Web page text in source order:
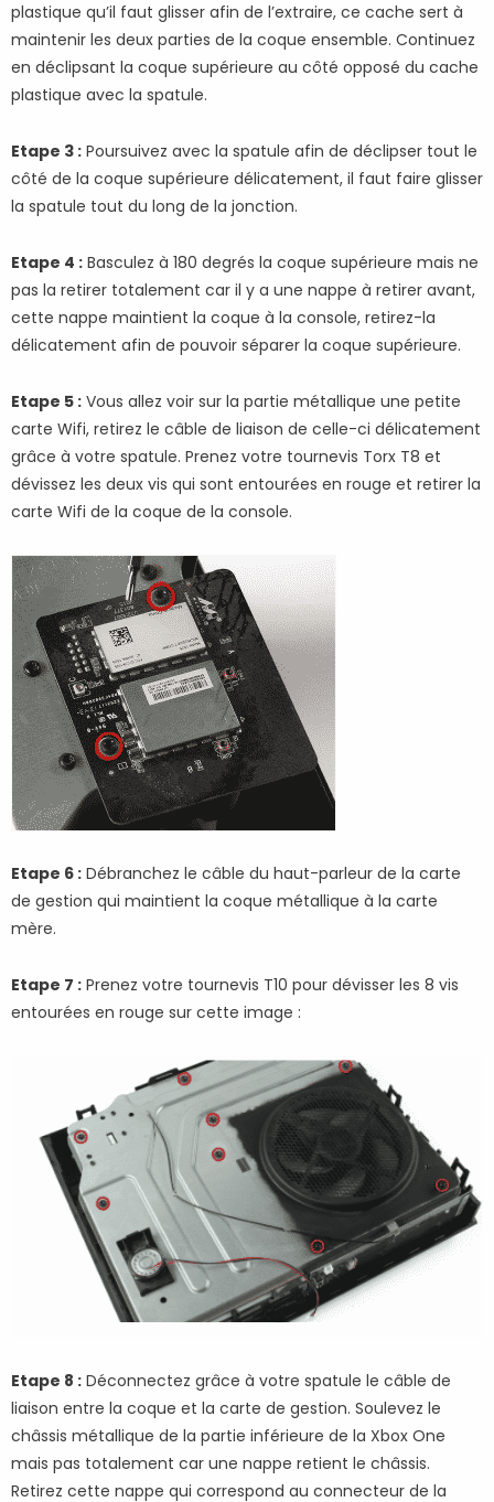
plastique qu’il faut glisser afin de l’extraire, ce cache sert à
maintenir les deux parties de la coque ensemble. Continuez
en déclipsant la coque supérieure au côté opposé du cache
plastique avec la spatule.
Etape 3 : Poursuivez avec la spatule afin de déclipser tout le
côté de la coque supérieure délicatement, il faut faire glisser
la spatule tout du long de la jonction.
Etape 4 : Basculez à 180 degrés la coque supérieure mais ne
pas la retirer totalement car il y a une nappe à retirer avant,
cette nappe maintient la coque à la console, retirez-la
délicatement afin de pouvoir séparer la coque supérieure.
Etape 5 : Vous allez voir sur la partie métallique une petite
carte Wifi, retirez le câble de liaison de celle-ci délicatement
grâce à votre spatule. Prenez votre tournevis Torx T8 et
dévissez les deux vis qui sont entourées en rouge et retirer la
carte Wifi de la coque de la console.
Etape 6 : Débranchez le câble du haut-parleur de la carte
de gestion qui maintient la coque métallique à la carte
mère.
Etape 7 : Prenez votre tournevis T10 pour dévisser les 8 vis
entourées en rouge sur cette image :
Etape 8 : Déconnectez grâce à votre spatule le câble de
liaison entre la coque et la carte de gestion. Soulevez le
châssis métallique de la partie inférieure de la Xbox One
mais pas totalement car une nappe retient le châssis.
Retirez cette nappe qui correspond au connecteur de la